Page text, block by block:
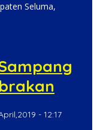
Seluma,
- 12:17